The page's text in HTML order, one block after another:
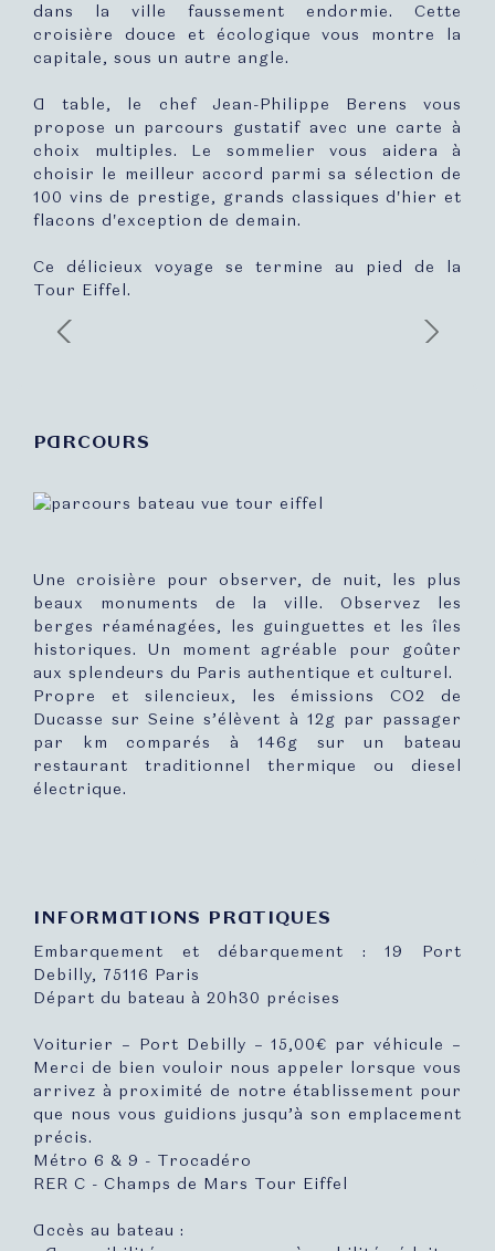
dans la ville faussement endormie. Cette
croisière douce et écologique vous montre la
capitale, sous un autre angle.
A table, le chef Jean-Philippe Berens vous
propose un parcours gustatif avec une carte à
choix multiples. Le sommelier vous aidera à
choisir le meilleur accord parmi sa sélection de
100 vins de prestige, grands classiques d'hier et
flacons d'exception de demain.
Ce délicieux voyage se termine au pied de la
Tour Eiffel.
Previous Next
PARCOURS
Une croisière pour observer, de nuit, les plus
beaux monuments de la ville. Observez les
berges réaménagées, les guinguettes et les îles
historiques. Un moment agréable pour goûter
aux splendeurs du Paris authentique et culturel.
Propre et silencieux, les émissions CO2 de
Ducasse sur Seine s’élèvent à 12g par passager
par km comparés à 146g sur un bateau
restaurant traditionnel thermique ou diesel
électrique.
INFORMATIONS PRATIQUES
Embarquement et débarquement : 19 Port
Debilly, 75116 Paris
Départ du bateau à 20h30 précises
Voiturier – Port Debilly – 15,00€ par véhicule –
Merci de bien vouloir nous appeler lorsque vous
arrivez à proximité de notre établissement pour
que nous vous guidions jusqu’à son emplacement
précis.
Métro 6 & 9 - Trocadéro
RER C - Champs de Mars Tour Eiffel
Accès au bateau :